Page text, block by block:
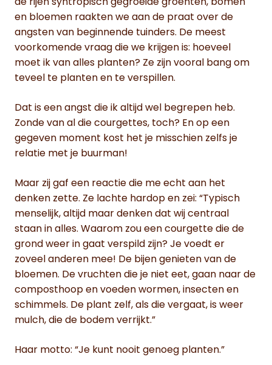
de rijen syntropisch gegroeide groenten, bomen
en bloemen raakten we aan de praat over de
angsten van beginnende tuinders. De meest
voorkomende vraag die we krijgen is: hoeveel
moet ik van alles planten? Ze zijn vooral bang om
teveel te planten en te verspillen.
Dat is een angst die ik altijd wel begrepen heb.
Zonde van al die courgettes, toch? En op een
gegeven moment kost het je misschien zelfs je
relatie met je buurman!
Maar zij gaf een reactie die me echt aan het
denken zette. Ze lachte hardop en zei: “Typisch
menselijk, altijd maar denken dat wij centraal
staan in alles. Waarom zou een courgette die de
grond weer in gaat verspild zijn? Je voedt er
zoveel anderen mee! De bijen genieten van de
bloemen. De vruchten die je niet eet, gaan naar de
composthoop en voeden wormen, insecten en
schimmels. De plant zelf, als die vergaat, is weer
mulch, die de bodem verrijkt.”
Haar motto: “Je kunt nooit genoeg planten.”